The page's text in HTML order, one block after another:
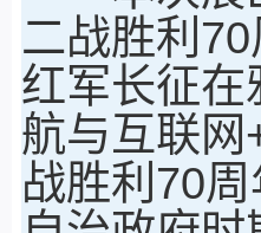
二战胜利
红军长征
航与互联
战胜利70